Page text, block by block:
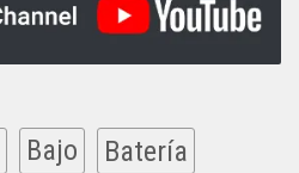
Bajo Batería